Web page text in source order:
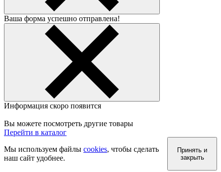
Ваша форма успешно отправлена!
Информация скоро появится
Вы можете посмотреть другие товары
Перейти в каталог
Мы используем файлы cookies, чтобы сделать
наш сайт удобнее.
Принять и
закрыть